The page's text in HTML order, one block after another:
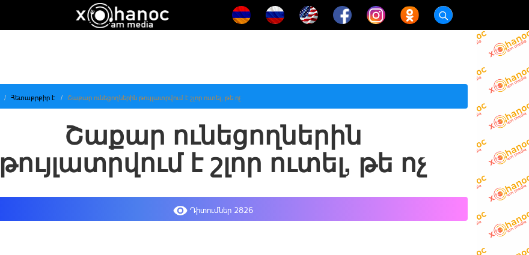
Հետաքրքիր է Շաքար ունեցողներին թույլատրվում է շլոր ուտել, թե ոչ
Շաքար ունեցողներին
թույլատրվում է շլոր ուտել, թե ոչ
Դիտումներ 2826